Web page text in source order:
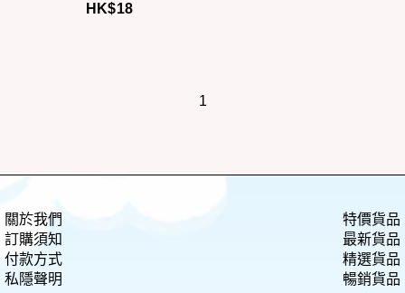
HK$18
1
關於我們
訂購須知
付款方式
私隱聲明
特價貨品
最新貨品
精選貨品
暢銷貨品